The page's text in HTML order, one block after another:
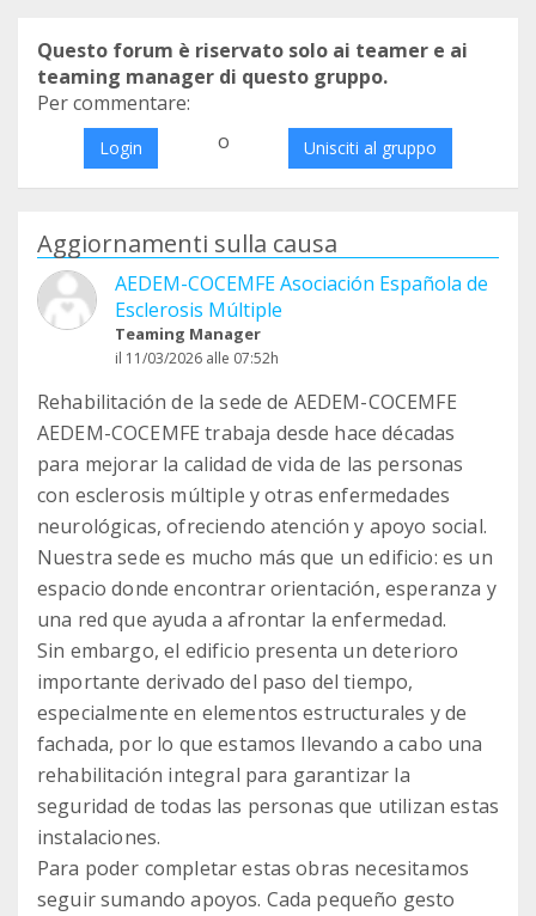
Questo forum è riservato solo ai teamer e ai
teaming manager di questo gruppo.
Per commentare:
Login o Unisciti al gruppo
Aggiornamenti sulla causa
AEDEM-COCEMFE Asociación Española de
Esclerosis Múltiple
Teaming Manager
il 11/03/2026 alle 07:52h
Rehabilitación de la sede de AEDEM-COCEMFE
AEDEM-COCEMFE trabaja desde hace décadas
para mejorar la calidad de vida de las personas
con esclerosis múltiple y otras enfermedades
neurológicas, ofreciendo atención y apoyo social.
Nuestra sede es mucho más que un edificio: es un
espacio donde encontrar orientación, esperanza y
una red que ayuda a afrontar la enfermedad.
Sin embargo, el edificio presenta un deterioro
importante derivado del paso del tiempo,
especialmente en elementos estructurales y de
fachada, por lo que estamos llevando a cabo una
rehabilitación integral para garantizar la
seguridad de todas las personas que utilizan estas
instalaciones.
Para poder completar estas obras necesitamos
seguir sumando apoyos. Cada pequeño gesto